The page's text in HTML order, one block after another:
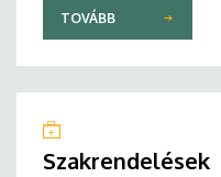
TOVÁBB
Szakrendelések